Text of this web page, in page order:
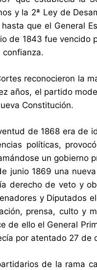
y la 2ª Ley de
hasta que el General
de 1843 fue vencido
confianza.
reconocieron la
años, el partido
Constitución.
de 1868 era de
políticas,
un gobierno
junio 1869 una
derecho de veto y
y Diputados
prensa, culto y
de ello el General
por atentado 27 de
de la rama